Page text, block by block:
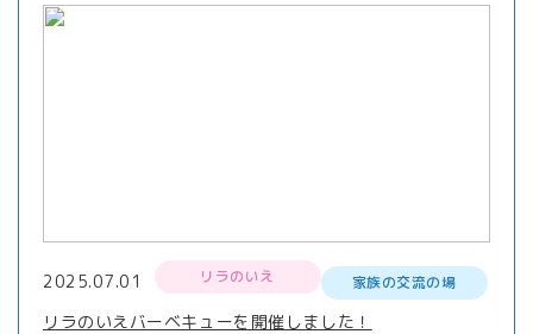
2025.07.01 リラのいえ 家族の交流の場
リラのいえバーベキューを開催しました！